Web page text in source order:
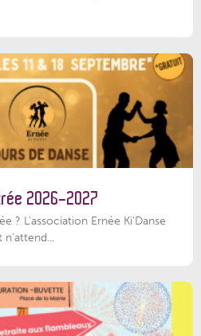
2026-2027
? L'association Ernée Ki'Danse
n'attend...